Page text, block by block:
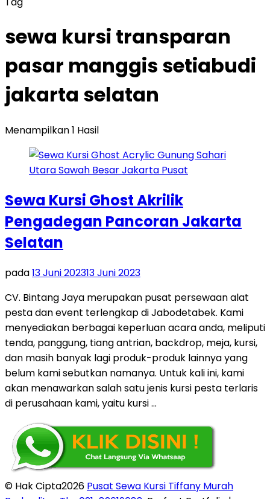
sewa kursi transparan
pasar manggis setiabudi
jakarta selatan
Menampilkan 1 Hasil
Sewa Kursi Ghost Akrilik
Pengadegan Pancoran Jakarta
Selatan
pada13 Juni 202313 Juni 2023
CV. Bintang Jaya merupakan pusat persewaan alat
pesta dan event terlengkap di Jabodetabek. Kami
menyediakan berbagai keperluan acara anda, meliputi
tenda, panggung, tiang antrian, backdrop, meja, kursi,
dan masih banyak lagi produk-produk lainnya yang
belum kami sebutkan namanya. Untuk kali ini, kami
akan menawarkan salah satu jenis kursi pesta terlaris
di perusahaan kami, yaitu kursi …
© Hak Cipta2026 Pusat Sewa Kursi Tiffany Murah